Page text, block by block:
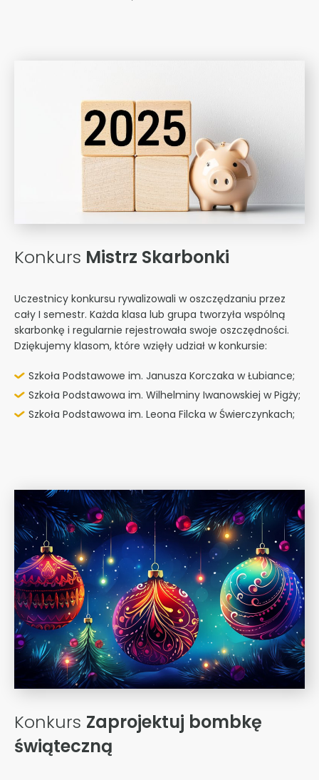
Konkurs Mistrz Skarbonki
Uczestnicy konkursu rywalizowali w oszczędzaniu przez
cały I semestr. Każda klasa lub grupa tworzyła wspólną
skarbonkę i regularnie rejestrowała swoje oszczędności.
Dziękujemy klasom, które wzięły udział w konkursie:
Szkoła Podstawowe im. Janusza Korczaka w Łubiance;
Szkoła Podstawowa im. Wilhelminy Iwanowskiej w Pigży;
Szkoła Podstawowa im. Leona Filcka w Świerczynkach;
Konkurs Zaprojektuj bombkę
świąteczną